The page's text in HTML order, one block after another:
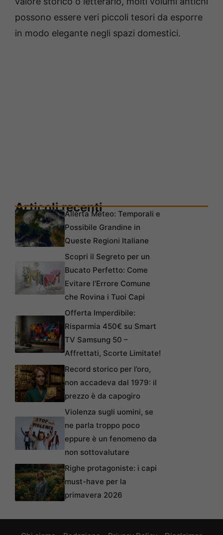
possono essere veri piccoli tesori da esporre
in modo elegante negli spazi domestici.
Articoli recentiAllerta Meteo: Temporali e
Possibile Grandine in
Queste Regioni Italiane
Scopri il Segreto per un
Bucato Perfetto: Come
Evitare l’Errore Comune
che Rovina i Tuoi Capi
Offerta Imperdibile:
Risparmia 450€ su Smart
TV Samsung 50 –
Affrettati, Scorte Limitate!
Record storico per l’oro,
non accadeva dal 1979: il
prezzo è da capogiro
Violenza sugli uomini, se
ne parla troppo poco
eppure è un fenomeno da
non sottovalutare
Righe protagoniste: i capi
must-have per la
primavera 2026